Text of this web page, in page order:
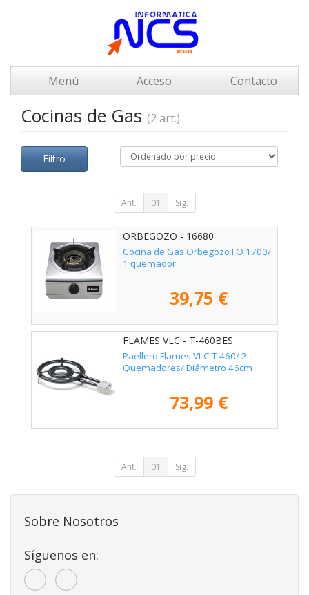
Menú Acceso Contacto
Cocinas de Gas (2 art.)
Filtro
Ant. 01 Sig.
ORBEGOZO - 16680
Cocina de Gas Orbegozo FO 1700/
1 quemador
39,75 €
FLAMES VLC - T-460BES
Paellero Flames VLC T-460/ 2
Quemadores/ Diámetro 46cm
73,99 €
Ant. 01 Sig.
Sobre Nosotros
Síguenos en: